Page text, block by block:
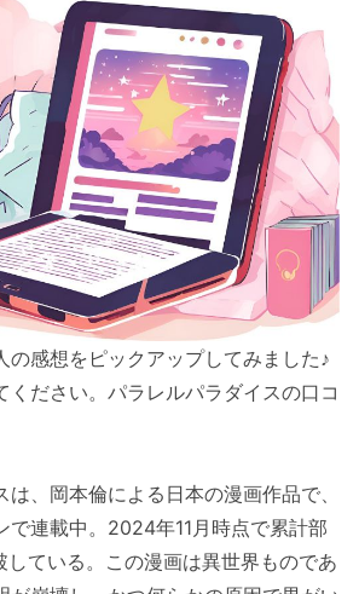
の感想をピックアップしてみました♪
ください。パラレルパラダイスの口コ
、岡本倫による日本の漫画作品で、
で連載中。2024年11月時点で累計部
ている。この漫画は異世界ものであ